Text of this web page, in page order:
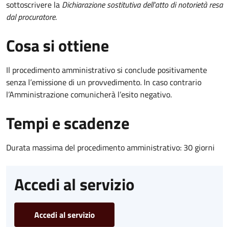
sottoscrivere la Dichiarazione sostitutiva dell'atto di notorietà resa
dal procuratore.
Cosa si ottiene
Il procedimento amministrativo si conclude positivamente
senza l’emissione di un provvedimento. In caso contrario
l’Amministrazione comunicherà l’esito negativo.
Tempi e scadenze
Durata massima del procedimento amministrativo: 30 giorni
Accedi al servizio
Accedi al servizio